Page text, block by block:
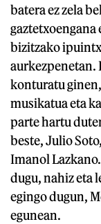
batera ez zela
bizitzako
aurkezpenetan.
konturatu
musikatua eta
parte hartu
beste, Julio
Imanol
dugu, nahiz eta
egingo dugun,
egunean.